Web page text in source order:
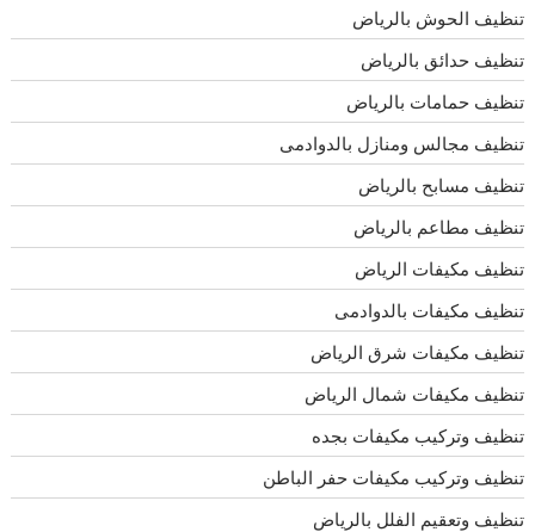
تنظيف الحوش بالرياض
تنظيف حدائق بالرياض
تنظيف حمامات بالرياض
تنظيف مجالس ومنازل بالدوادمى
تنظيف مسابح بالرياض
تنظيف مطاعم بالرياض
تنظيف مكيفات الرياض
تنظيف مكيفات بالدوادمى
تنظيف مكيفات شرق الرياض
تنظيف مكيفات شمال الرياض
تنظيف وتركيب مكيفات بجده
تنظيف وتركيب مكيفات حفر الباطن
تنظيف وتعقيم الفلل بالرياض